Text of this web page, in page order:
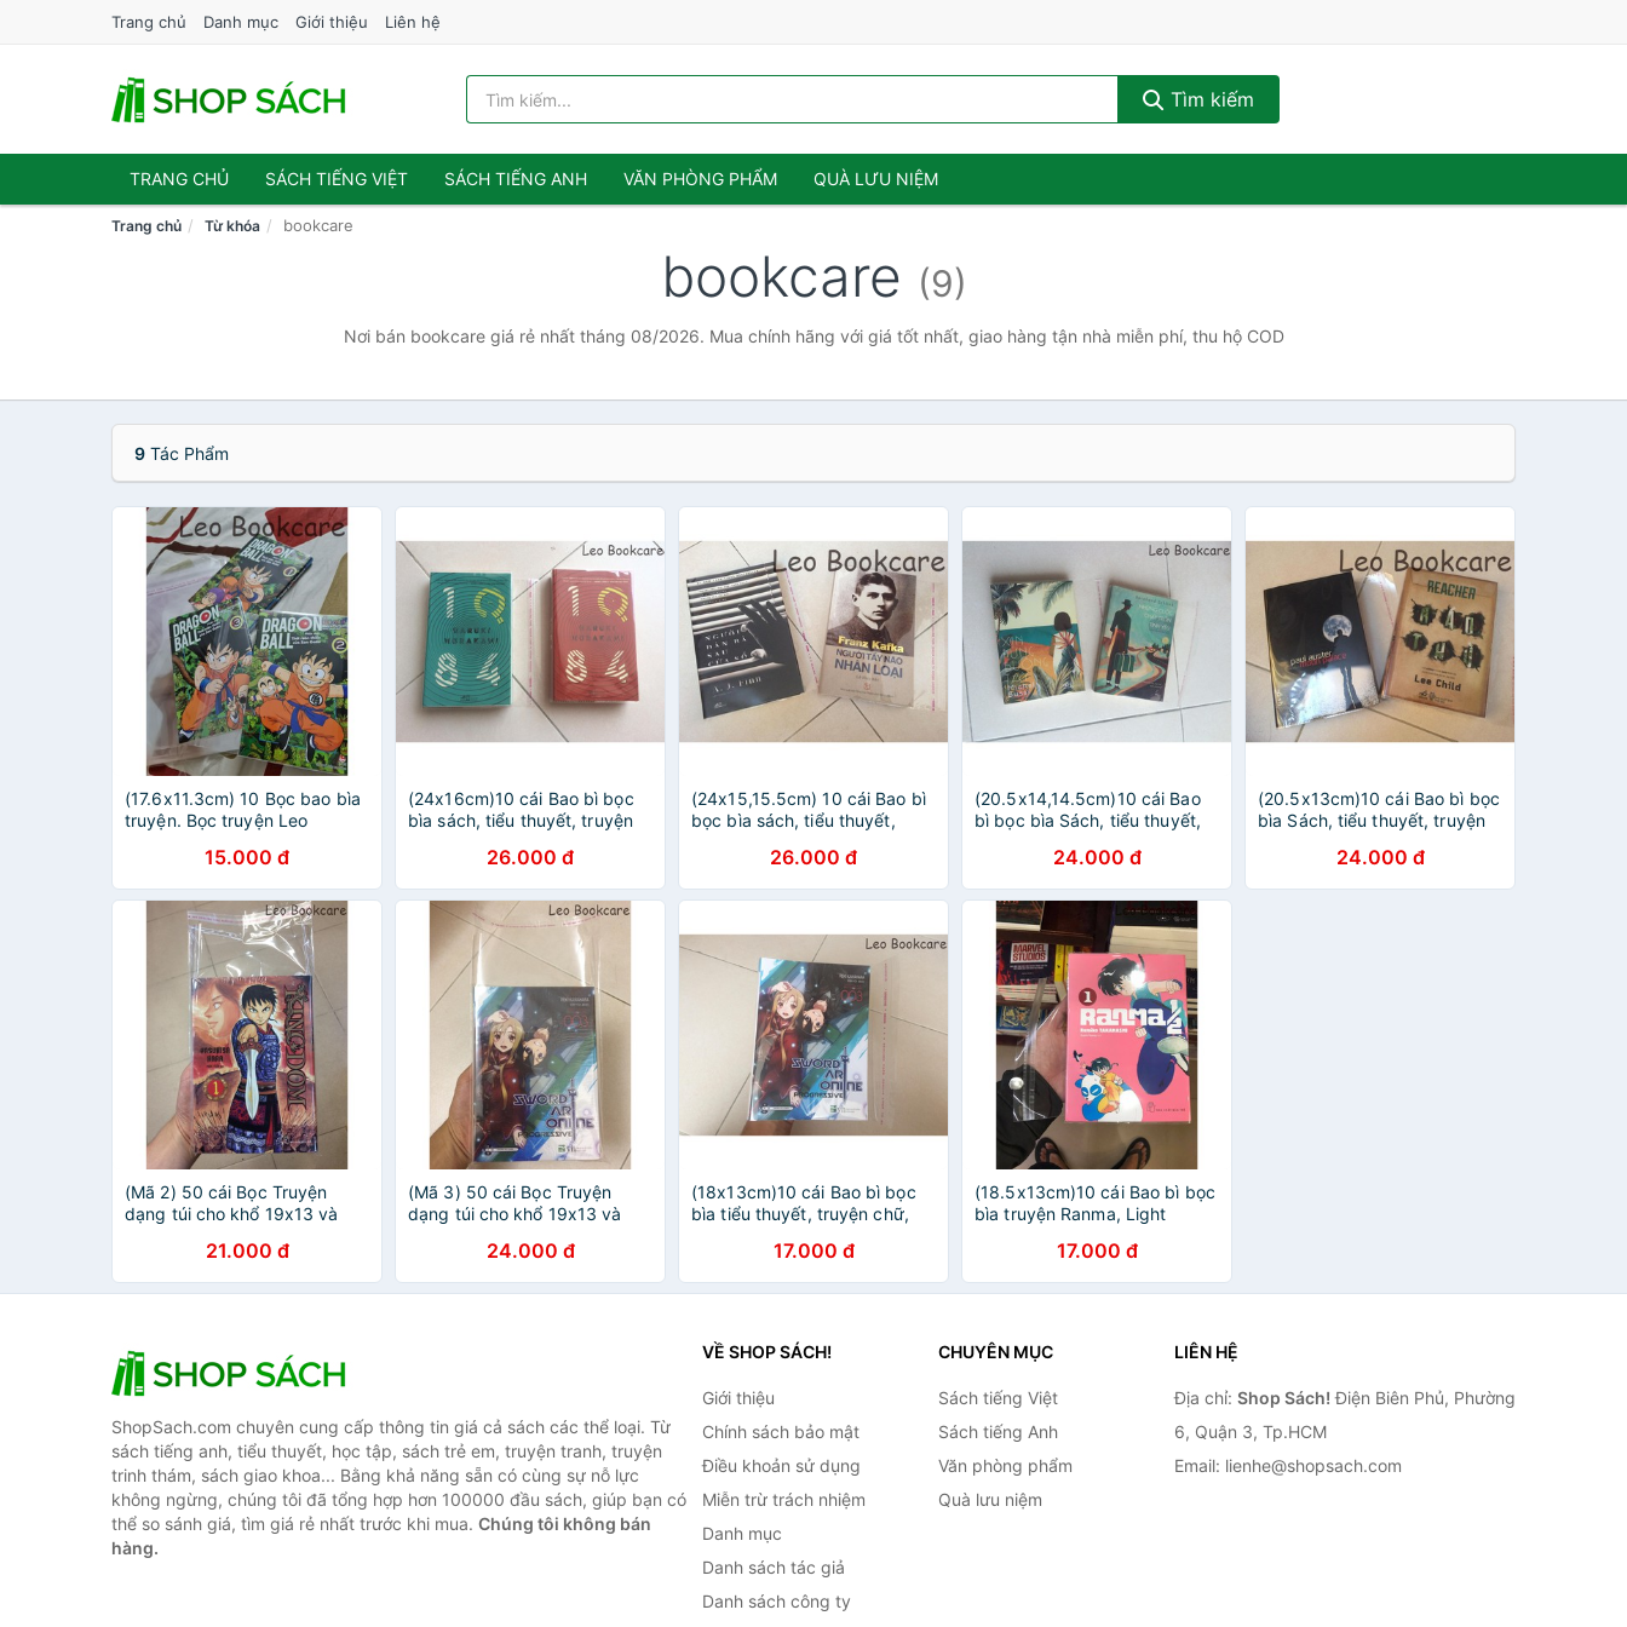
Trang chủ Danh mục Giới thiệu Liên hệ
Tìm kiếm
TRANG CHỦ SÁCH TIẾNG VIỆT SÁCH TIẾNG ANH VĂN PHÒNG PHẨM QUÀ LƯU NIỆM
Trang chủ Từ khóa bookcare
bookcare (9)
Nơi bán bookcare giá rẻ nhất tháng 08/2026. Mua chính hãng với giá tốt nhất, giao hàng tận nhà miễn phí, thu hộ COD
9 Tác Phẩm
(17.6x11.3cm) 10 Bọc bao bìa
truyện. Bọc truyện Leo
15.000 đ
(24x16cm)10 cái Bao bì bọc
bìa sách, tiểu thuyết, truyện
26.000 đ
(24x15,15.5cm) 10 cái Bao bì
bọc bìa sách, tiểu thuyết,
26.000 đ
(20.5x14,14.5cm)10 cái Bao
bì bọc bìa Sách, tiểu thuyết,
Truyện khổ to. Leo Bookcare
24.000 đ
(20.5x13cm)10 cái Bao bì bọc
bìa Sách, tiểu thuyết, truyện
to. Leo Bookcare
24.000 đ
(Mã 2) 50 cái Bọc Truyện
dạng túi cho khổ 19x13 và
Leo bookcare.21.000 đ
(Mã 3) 50 cái Bọc Truyện
dạng túi cho khổ 19x13 và
Leo bookcare.24.000 đ
(18x13cm)10 cái Bao bì bọc
bìa tiểu thuyết, truyện chữ,
và mỏn Leo Bookcare
17.000 đ
(18.5x13cm)10 cái Bao bì bọc
bìa truyện Ranma, Light
mỏng. Bọc truyện Leo
Bookcare
17.000 đ
ShopSach.com chuyên cung cấp thông tin giá cả sách các thể loại. Từ
sách tiếng anh, tiểu thuyết, học tập, sách trẻ em, truyện tranh, truyện
trinh thám, sách giao khoa... Bằng khả năng sẵn có cùng sự nỗ lực
không ngừng, chúng tôi đã tổng hợp hơn 100000 đầu sách, giúp bạn có
thể so sánh giá, tìm giá rẻ nhất trước khi mua. Chúng tôi không bán
hàng.
VỀ SHOP SÁCH!
Giới thiệu
Chính sách bảo mật
Điều khoản sử dụng
Miễn trừ trách nhiệm
Danh mục
Danh sách tác giả
Danh sách công ty
CHUYÊN MỤC
Sách tiếng Việt
Sách tiếng Anh
Văn phòng phẩm
Quà lưu niệm
LIÊN HỆ
Địa chỉ: Shop Sách! Điện Biên Phủ, Phường
6, Quận 3, Tp.HCM
Email: lienhe@shopsach.com